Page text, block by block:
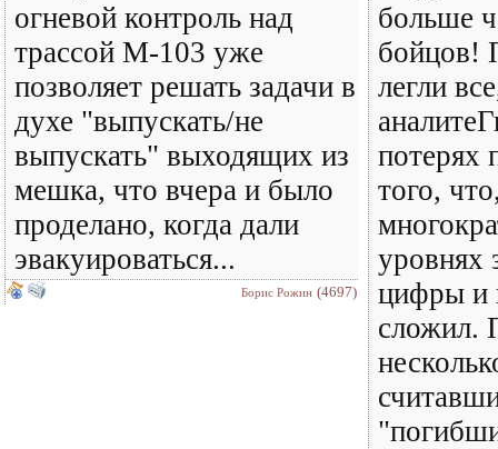
огневой контроль над
трассой М-103 уже
позволяет решать задачи в
духе "выпускать/не
выпускать" выходящих из
мешка, что вчера и было
проделано, когда дали
эвакуироваться...
Борис Рожин (4697)
больше
бойцов!
легли
потерях
того,
уровнях
цифры и
сложил.